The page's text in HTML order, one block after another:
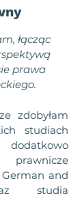
łącząc
prawa
zdobyłam
studiach
prawnicze
German and
studia